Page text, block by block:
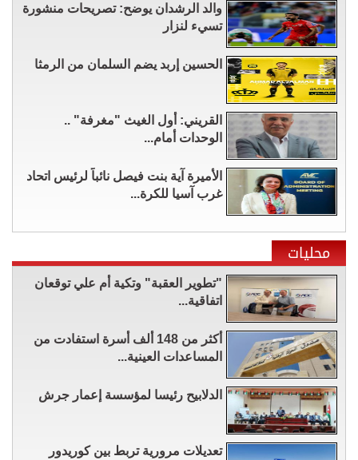
والد الرشدان يوضح: تصريحات منشورة
تسيء لنزار
الحسين إربد يضم السلمان من الرمثا
القريني: أول الغيث "مغرفة" ..
الوحدات أمام...
الأميرة آية بنت فيصل نائباً لرئيس اتحاد
غرب آسيا للكرة...
محليات
"تطوير العقبة" وتكية أم علي توقعان
اتفاقية...
أكثر من 148 ألف أسرة استفادت من
المساعدات العينية...
الدلابيح رئيسا لمؤسسة إعمار جرش
تعديلات مرورية تربط بين كوريدور